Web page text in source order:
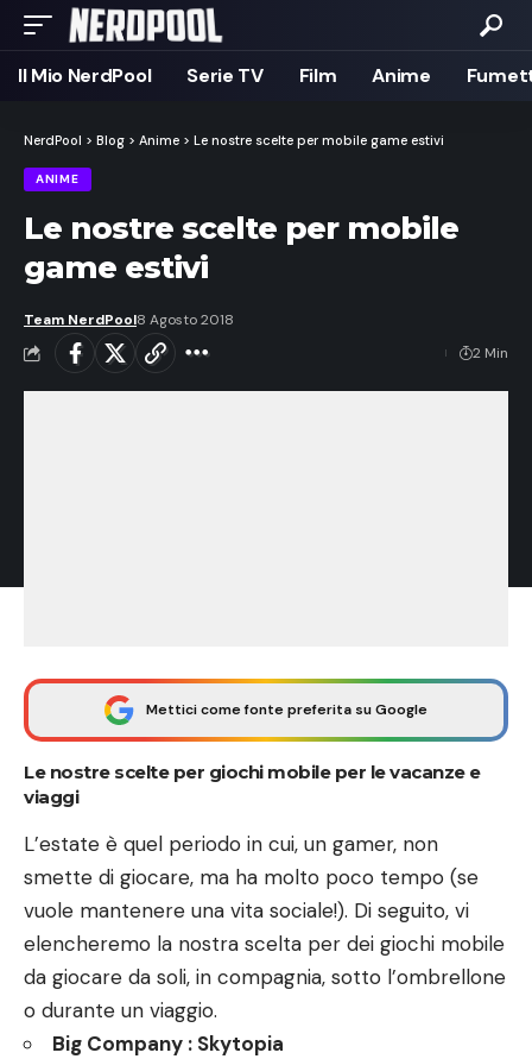
Il Mio NerdPool Serie TV Film Anime
NerdPool > Blog > Anime > Le nostre scelte per mobile game estivi
ANIME
Le nostre scelte per mobile
game estivi
Team NerdPool8 Agosto 2018
2 Min
Mettici come fonte preferita su Google
Le nostre scelte per giochi mobile per le vacanze e
viaggi
L’estate è quel periodo in cui, un gamer, non
smette di giocare, ma ha molto poco tempo (se
vuole mantenere una vita sociale!). Di seguito, vi
elencheremo la nostra scelta per dei giochi mobile
da giocare da soli, in compagnia, sotto l’ombrellone
o durante un viaggio.
Big Company : Skytopia